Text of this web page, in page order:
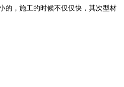
的，施工的时候不仅仅快，其次型材